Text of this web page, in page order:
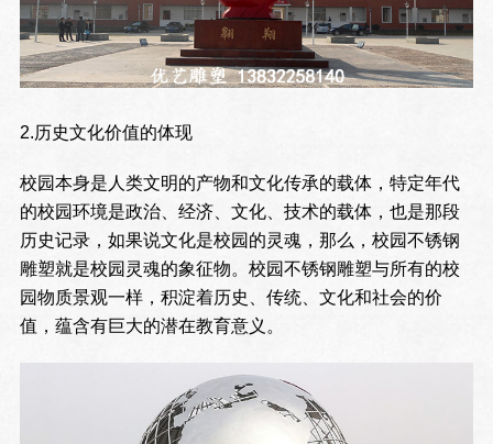
2.历史文化价值的体现
校园本身是人类文明的产物和文化传承的载体，特定年代
的校园环境是政治、经济、文化、技术的载体，也是那段
历史记录，如果说文化是校园的灵魂，那么，校园不锈钢
雕塑就是校园灵魂的象征物。校园不锈钢雕塑与所有的校
园物质景观一样，积淀着历史、传统、文化和社会的价
值，蕴含有巨大的潜在教育意义。